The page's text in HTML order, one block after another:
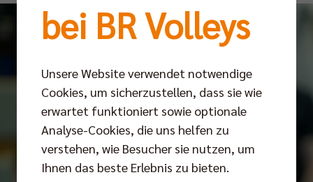
bei BR Volleys
Unsere Website verwendet notwendige
Cookies, um sicherzustellen, dass sie wie
erwartet funktioniert sowie optionale
Analyse-Cookies, die uns helfen zu
verstehen, wie Besucher sie nutzen, um
Ihnen das beste Erlebnis zu bieten.